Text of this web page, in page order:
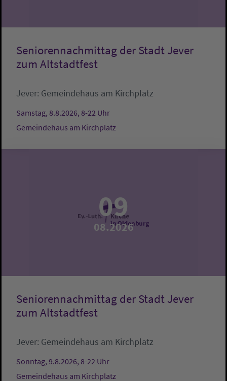
Seniorennachmittag der Stadt Jever
zum Altstadtfest
Jever: Gemeindehaus am Kirchplatz
Samstag, 8.8.2026, 8-22 Uhr
Gemeindehaus am Kirchplatz
09
08.2026
Seniorennachmittag der Stadt Jever
zum Altstadtfest
Jever: Gemeindehaus am Kirchplatz
Sonntag, 9.8.2026, 8-22 Uhr
Gemeindehaus am Kirchplatz